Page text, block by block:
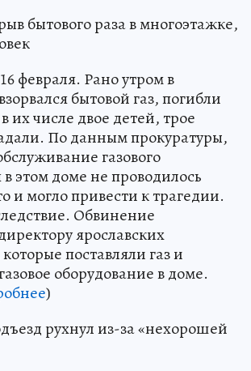
бытового раза в многоэтажке,
февраля. Рано утром в
бытовой газ, погибли
их числе двое детей, трое
По данным прокуратуры,
газового
этом доме не проводилось
и могло привести к трагедии.
Обвинение
ярославских
поставляли газ и
оборудование в доме.
)
рухнул из-за «нехорошей